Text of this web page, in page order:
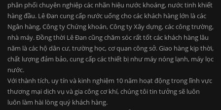
phân phối chuyên nghiệp các nhãn hiệu nước khoáng, nước tinh khiết
hàng đầu. Lê Đan cung cấp nước uống cho các khách hàng lớn là các
Ngân hàng, Công ty Chứng khoán, Công ty Xây dựng, các công trường,
nhà máy. Đồng thời Lê Đan cũng chăm sóc rất tốt các khách hàng lâu
năm là các hộ dân cư, trường học, cơ quan công sở. Giao hàng kịp thời,
chất lượng đảm bảo, cung cấp các thiết bị như máy nóng lạnh, máy lọc
nước.
Với thành tích, uy tín và kinh nghiệm 10 năm hoạt động trong lĩnh vực
thương mại dịch vụ và gia công cơ khí, chúng tôi tin tưởng sẽ luôn
luôn làm hài lòng quý khách hàng.